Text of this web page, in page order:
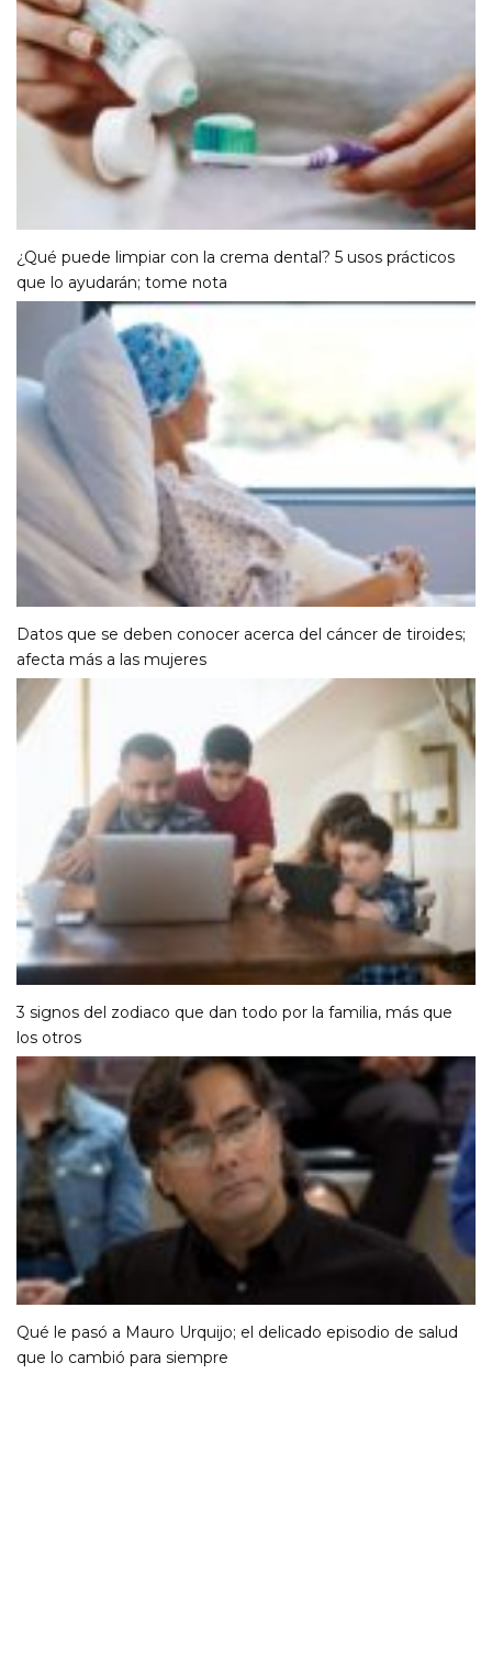
¿Qué puede limpiar con la crema dental? 5 usos prácticos
que lo ayudarán; tome nota
Datos que se deben conocer acerca del cáncer de tiroides;
afecta más a las mujeres
3 signos del zodiaco que dan todo por la familia, más que
los otros
Qué le pasó a Mauro Urquijo; el delicado episodio de salud
que lo cambió para siempre